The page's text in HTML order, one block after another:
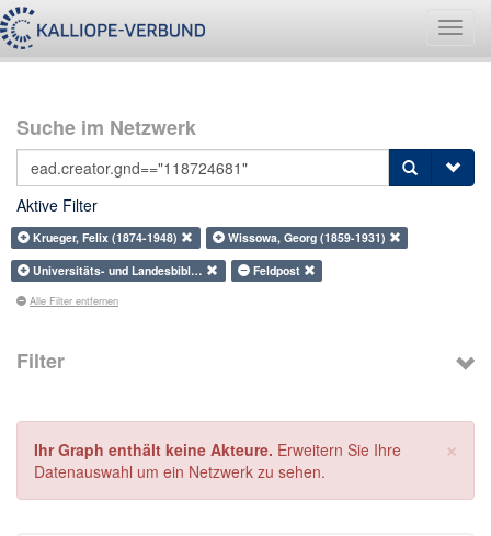
Suche im Netzwerk
Aktive Filter
Krueger, Felix (1874-1948)
Wissowa, Georg (1859-1931)
Universitäts- und Landesbibl…
Feldpost
Alle Filter entfernen
Filter
×
Ihr Graph enthält keine Akteure. Erweitern Sie Ihre
Datenauswahl um ein Netzwerk zu sehen.